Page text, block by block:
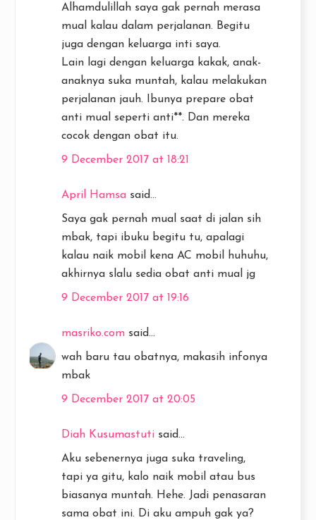
Alhamdulillah saya gak pernah merasa
mual kalau dalam perjalanan. Begitu
juga dengan keluarga inti saya.
Lain lagi dengan keluarga kakak, anak-
anaknya suka muntah, kalau melakukan
perjalanan jauh. Ibunya prepare obat
anti mual seperti anti**. Dan mereka
cocok dengan obat itu.
9 December 2017 at 18:21
April Hamsa said...
Saya gak pernah mual saat di jalan sih
mbak, tapi ibuku begitu tu, apalagi
kalau naik mobil kena AC mobil huhuhu,
akhirnya slalu sedia obat anti mual jg
9 December 2017 at 19:16
masriko.com said...
wah baru tau obatnya, makasih infonya
mbak
9 December 2017 at 20:05
Diah Kusumastuti said...
Aku sebenernya juga suka traveling,
tapi ya gitu, kalo naik mobil atau bus
biasanya muntah. Hehe. Jadi penasaran
sama obat ini. Di aku ampuh gak ya?